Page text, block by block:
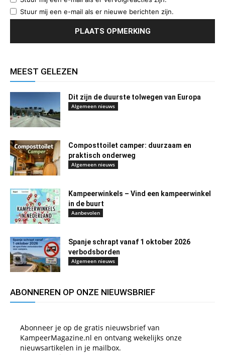
Stuur mij een e-mail als er nieuwe berichten zijn.
MEEST GELEZEN
Dit zijn de duurste tolwegen van Europa
Algemeen nieuws
Composttoilet camper: duurzaam en
praktisch onderweg
Algemeen nieuws
Kampeerwinkels – Vind een kampeerwinkel
in de buurt
Aanbevolen
Spanje schrapt vanaf 1 oktober 2026
verbodsborden
Algemeen nieuws
ABONNEREN OP ONZE NIEUWSBRIEF
Abonneer je op de gratis nieuwsbrief van
KampeerMagazine.nl en ontvang wekelijks onze
nieuwsartikelen in je mailbox.